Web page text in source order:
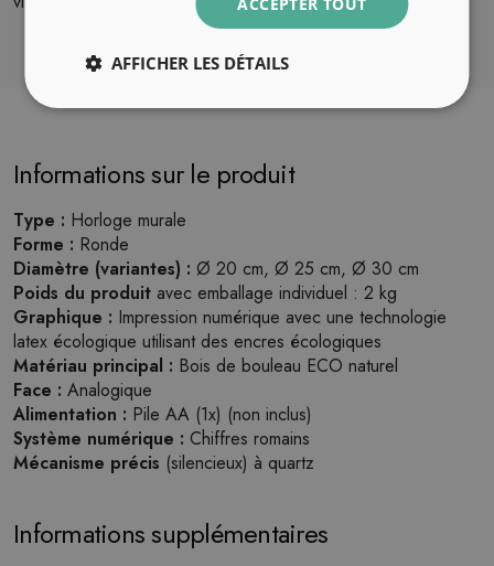
Informations sur le produit
Type : Horloge murale
Forme : Ronde
Diamètre (variantes) : Ø 20 cm, Ø 25 cm, Ø 30 cm
Poids du produit avec emballage individuel : 2 kg
Graphique : Impression numérique avec une technologie
latex écologique utilisant des encres écologiques
Matériau principal : Bois de bouleau ECO naturel
Face : Analogique
Alimentation : Pile AA (1x) (non inclus)
Système numérique : Chiffres romains
Mécanisme précis (silencieux) à quartz
Informations supplémentaires
AFFICHER LES DÉTAILS